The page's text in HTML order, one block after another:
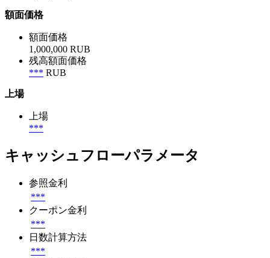
額面価格
額面価格
1,000,000 RUB
残高額面価格
*** RUB
上場
上場
***
キャッシュフローパラメータ
参照金利
***
クーポン金利
***
日数計算方法
***